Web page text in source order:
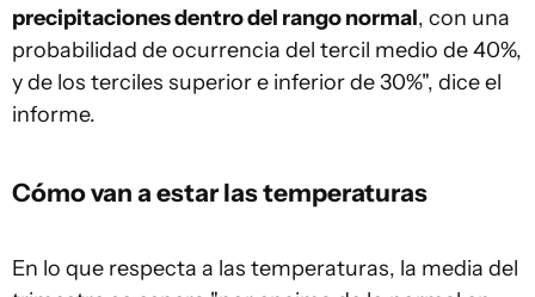
precipitaciones dentro del rango normal, con una
probabilidad de ocurrencia del tercil medio de 40%,
y de los terciles superior e inferior de 30%", dice el
informe.
Cómo van a estar las temperaturas
En lo que respecta a las temperaturas, la media del